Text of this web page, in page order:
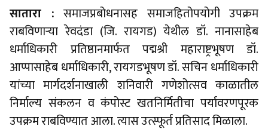
सातारा : समाजप्रबोधनासह समाजहितोपयोगी उपक्रम
राबविणाऱ्या रेवदंडा (जि. रायगड) येथील डॉ. नानासाहेब
धर्माधिकारी प्रतिष्ठानमार्फत पद्मश्री महाराष्ट्रभूषण डॉ.
आप्पासाहेब धर्माधिकारी, रायगडभूषण डॉ. सचिन धर्माधिकारी
यांच्या मार्गदर्शनाखाली शनिवारी गणेशोत्सव काळातील
निर्माल्य संकलन व कंपोस्ट खतनिर्मितीचा पर्यावरणपूरक
उपक्रम राबविण्यात आला. त्यास उत्स्फूर्त प्रतिसाद मिळाला.